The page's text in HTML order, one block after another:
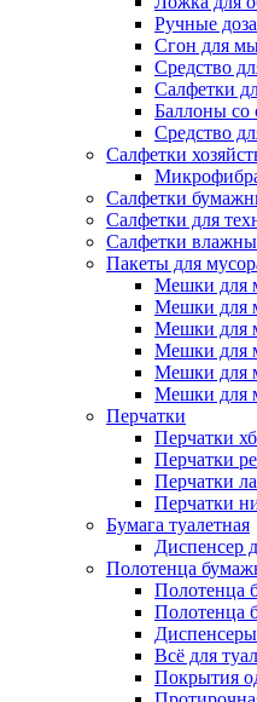
Ручные
Сгон для
Средство
Салфетки
Баллоны со
Средство
Салфетки
Салфетки
Салфетки для
Салфетки
Пакеты для
Мешки для
Мешки для
Мешки для
Мешки для
Мешки для
Мешки для
Перчатки
Перчатки
Перчатки
Перчатки
Перчатки
Бумага туалетная
Диспенсер
Полотенца
Полотенца
Полотенца
Диспенсеры
Всё для
Покрытия